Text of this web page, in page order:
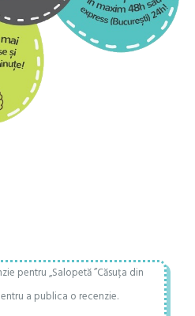
pentru „Salopetă ”Căsuța din
a publica o recenzie.